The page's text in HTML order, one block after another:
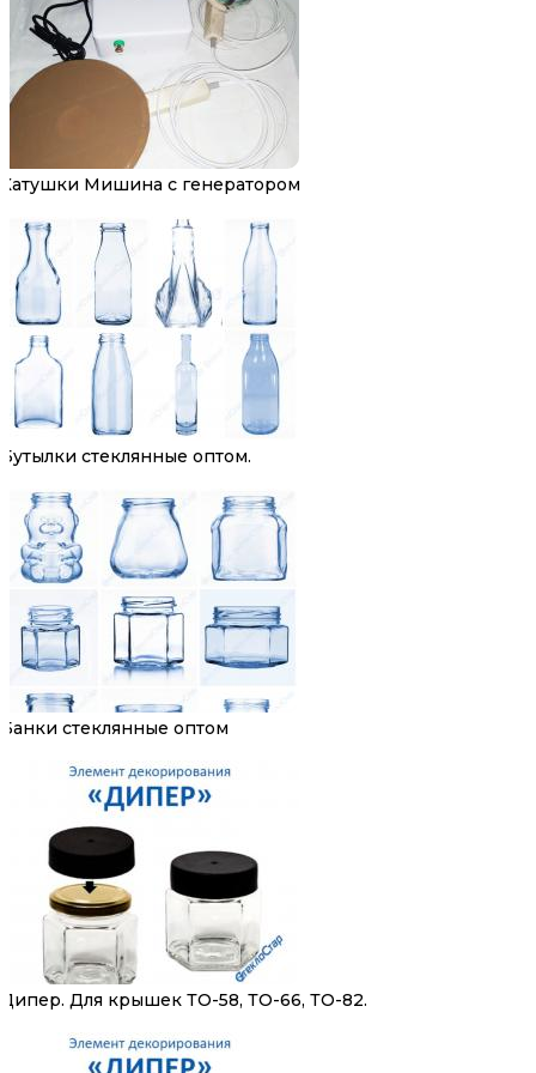
Катушки Мишина с генератором
Бутылки стеклянные оптом.
Банки стеклянные оптом
Дипер. Для крышек ТО-58, ТО-66, ТО-82.